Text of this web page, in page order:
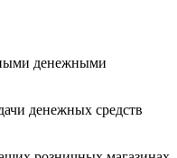
денежными
денежных средств